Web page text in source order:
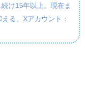
け15年以上。現在ま
る。Xアカウント：